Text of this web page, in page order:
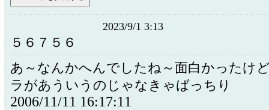
2023/9/1 3:13
５６７５６
あ～なんかへんでしたね～面白かったけ
ラがあういうのじゃなきゃばっちり
2006/11/11 16:17:11